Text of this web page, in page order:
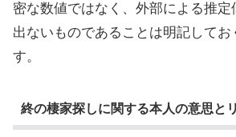
密な数値ではなく、外部による推定
出ないものであることは明記してお
す。
終の棲家探しに関する本人の意思と